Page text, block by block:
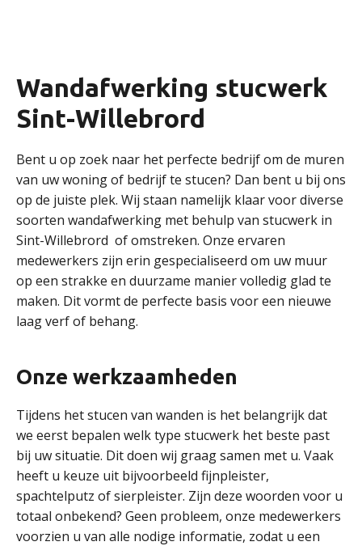
Wandafwerking stucwerk
Sint-Willebrord
Bent u op zoek naar het perfecte bedrijf om de muren
van uw woning of bedrijf te stucen? Dan bent u bij ons
op de juiste plek. Wij staan namelijk klaar voor diverse
soorten wandafwerking met behulp van stucwerk in
Sint-Willebrord of omstreken. Onze ervaren
medewerkers zijn erin gespecialiseerd om uw muur
op een strakke en duurzame manier volledig glad te
maken. Dit vormt de perfecte basis voor een nieuwe
laag verf of behang.
Onze werkzaamheden
Tijdens het stucen van wanden is het belangrijk dat
we eerst bepalen welk type stucwerk het beste past
bij uw situatie. Dit doen wij graag samen met u. Vaak
heeft u keuze uit bijvoorbeeld fijnpleister,
spachtelputz of sierpleister. Zijn deze woorden voor u
totaal onbekend? Geen probleem, onze medewerkers
voorzien u van alle nodige informatie, zodat u een